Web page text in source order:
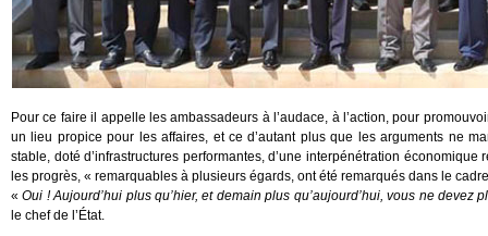
Pour ce faire il appelle les ambassadeurs à l’audace, à l’action, pour
un lieu propice pour les affaires, et ce d’autant plus que les arguments ne
stable, doté d’infrastructures performantes, d’une interpénétration
les progrès, « remarquables à plusieurs égards, ont été remarqués dans le
«Oui ! Aujourd’hui plus qu’hier, et demain plus qu’aujourd’hui, vous ne
le chef de l’État.